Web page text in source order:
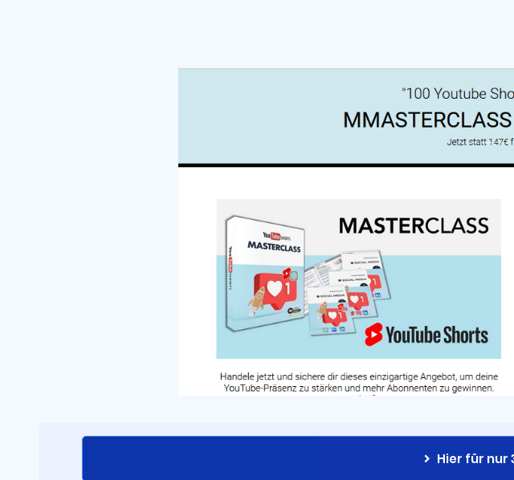
Hier für nur